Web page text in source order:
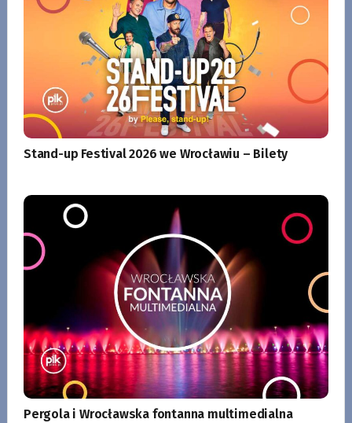
Stand-up Festival 2026 we Wrocławiu – Bilety
Pergola i Wrocławska fontanna multimedialna